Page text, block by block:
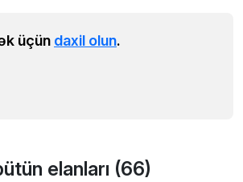
üçün daxil olun.
elanları (66)